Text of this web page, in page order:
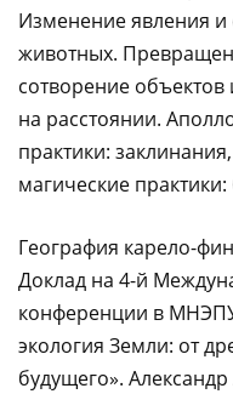
Изменение явления
животных.
сотворение
на расстоянии.
практики:
магические
География карело-
Доклад на 4-й
конференции в
экология Земли: от
будущего».